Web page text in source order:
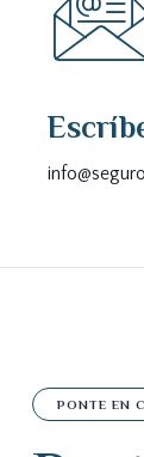
PONTE EN